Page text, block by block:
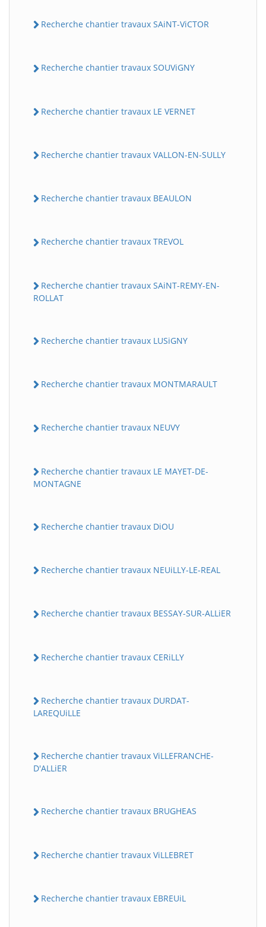
Recherche chantier travaux SAiNT-ViCTOR
Recherche chantier travaux SOUViGNY
Recherche chantier travaux LE VERNET
Recherche chantier travaux VALLON-EN-SULLY
Recherche chantier travaux BEAULON
Recherche chantier travaux TREVOL
Recherche chantier travaux SAiNT-REMY-EN-
ROLLAT
Recherche chantier travaux LUSiGNY
Recherche chantier travaux MONTMARAULT
Recherche chantier travaux NEUVY
Recherche chantier travaux LE MAYET-DE-
MONTAGNE
Recherche chantier travaux DiOU
Recherche chantier travaux NEUiLLY-LE-REAL
Recherche chantier travaux BESSAY-SUR-ALLiER
Recherche chantier travaux CERiLLY
Recherche chantier travaux DURDAT-
LAREQUiLLE
Recherche chantier travaux ViLLEFRANCHE-
D'ALLiER
Recherche chantier travaux BRUGHEAS
Recherche chantier travaux ViLLEBRET
Recherche chantier travaux EBREUiL